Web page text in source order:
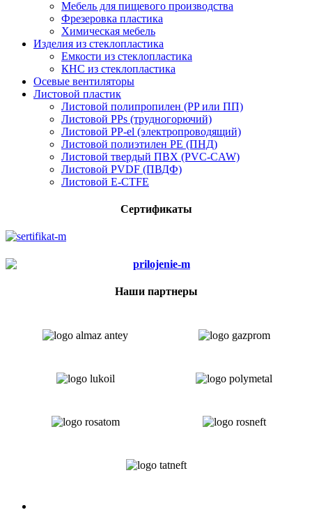
Мебель для пищевого производства
Фрезеровка пластика
Химическая мебель
Изделия из стеклопластика
Емкости из стеклопластика
КНС из стеклопластика
Осевые вентиляторы
Листовой пластик
Листовой полипропилен (PP или ПП)
Листовой PPs (трудногорючий)
Листовой PP-el (электропроводящий)
Листовой полиэтилен PE (ПНД)
Листовой твердый ПВХ (PVC-CAW)
Листовой PVDF (ПВДФ)
Листовой E-CTFE
Сертификаты
Наши партнеры